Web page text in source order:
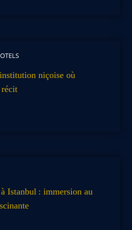
niçoise où
Istanbul : immersion au